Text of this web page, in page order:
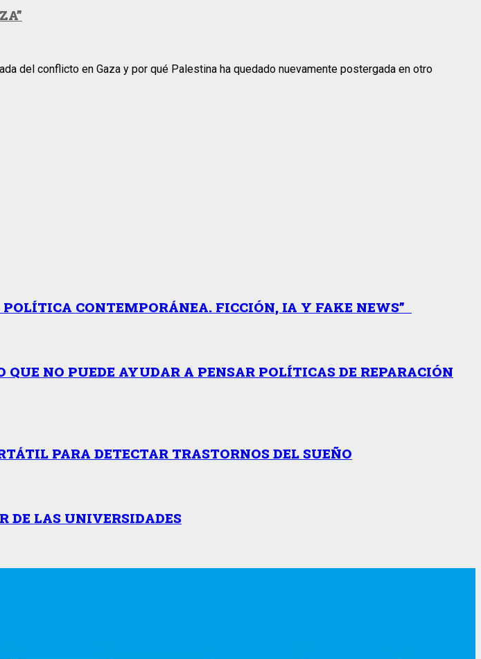
del conflicto en Gaza y por qué Palestina ha quedado nuevamente postergada en otro
CONTEMPORÁNEA. FICCIÓN, IA Y FAKE NEWS”
NO PUEDE AYUDAR A PENSAR POLÍTICAS DE REPARACIÓN
PARA DETECTAR TRASTORNOS DEL SUEÑO
DE LAS UNIVERSIDADES